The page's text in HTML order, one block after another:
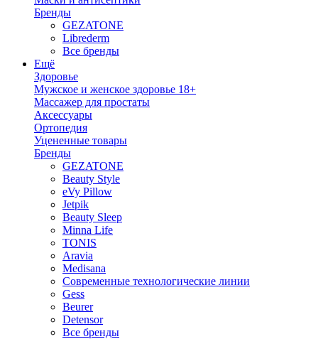
Бренды
GEZATONE
Librederm
Все бренды
Ещё
Здоровье
Мужское и женское здоровье 18+
Массажер для простаты
Аксессуары
Ортопедия
Уцененные товары
Бренды
GEZATONE
Beauty Style
eVy Pillow
Jetpik
Beauty Sleep
Minna Life
TONIS
Aravia
Medisana
Современные технологические линии
Gess
Beurer
Detensor
Все бренды